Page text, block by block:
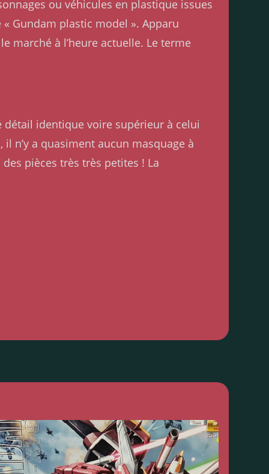
ou véhicules en plastique issues
Gundam plastic model ». Apparu
marché à l’heure actuelle. Le terme
détail identique voire supérieur à celui
n’y a quasiment aucun masquage à
pièces très très petites ! La